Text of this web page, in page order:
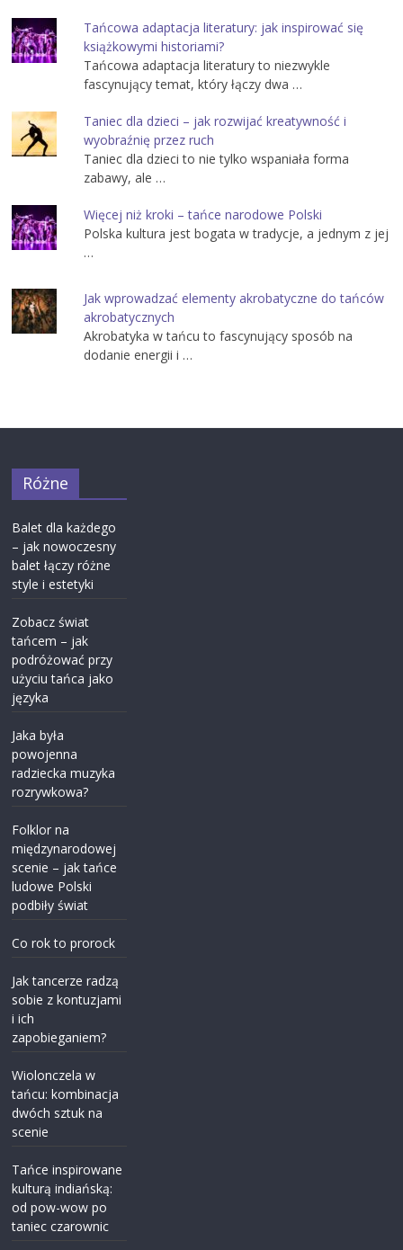
Tańcowa adaptacja literatury: jak inspirować się
książkowymi historiami?
Tańcowa adaptacja literatury to niezwykle
fascynujący temat, który łączy dwa …
Taniec dla dzieci – jak rozwijać kreatywność i
wyobraźnię przez ruch
Taniec dla dzieci to nie tylko wspaniała forma
zabawy, ale …
Więcej niż kroki – tańce narodowe Polski
Polska kultura jest bogata w tradycje, a jednym z jej
…
Jak wprowadzać elementy akrobatyczne do tańców
akrobatycznych
Akrobatyka w tańcu to fascynujący sposób na
dodanie energii i …
Różne
Balet dla każdego
– jak nowoczesny
balet łączy różne
style i estetyki
Zobacz świat
tańcem – jak
podróżować przy
użyciu tańca jako
języka
Jaka była
powojenna
radziecka muzyka
rozrywkowa?
Folklor na
międzynarodowej
scenie – jak tańce
ludowe Polski
podbiły świat
Co rok to prorock
Jak tancerze radzą
sobie z kontuzjami
i ich
zapobieganiem?
Wiolonczela w
tańcu: kombinacja
dwóch sztuk na
scenie
Tańce inspirowane
kulturą indiańską:
od pow-wow po
taniec czarownic